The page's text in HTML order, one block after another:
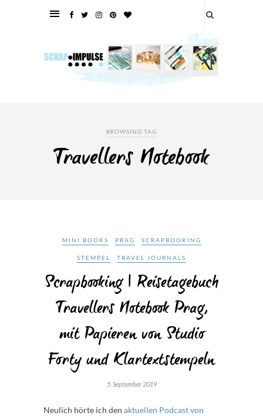
BROWSING TAG
Travellers Notebook
MINI BOOKS PRAG SCRAPBOOKING
STEMPEL TRAVEL JOURNALS
Scrapbooking | Reisetagebuch
Travellers Notebook Prag,
mit Papieren von Studio
Forty und Klartextstempeln
5. September 2019
Neulich hörte ich den aktuellen Podcast von